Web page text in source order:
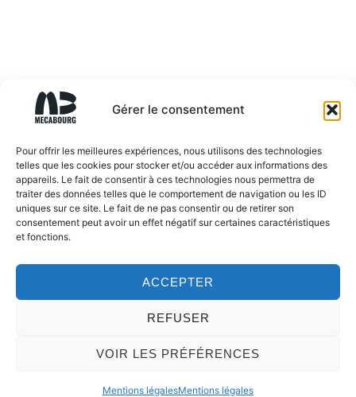
Gérer le consentement
Pour offrir les meilleures expériences, nous utilisons des technologies
telles que les cookies pour stocker et/ou accéder aux informations des
appareils. Le fait de consentir à ces technologies nous permettra de
traiter des données telles que le comportement de navigation ou les ID
uniques sur ce site. Le fait de ne pas consentir ou de retirer son
consentement peut avoir un effet négatif sur certaines caractéristiques
et fonctions.
ACCEPTER
REFUSER
VOIR LES PRÉFÉRENCES
Mentions légalesMentions légales